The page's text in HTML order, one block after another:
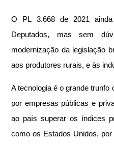
O PL 3.668 de 2021
Deputados, mas sem
modernização da legislação
aos produtores rurais, e às
A tecnologia é o grande
por empresas públicas e
ao país superar os índices
como os Estados Unidos,